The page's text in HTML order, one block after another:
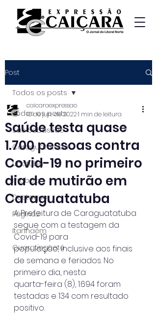
Post
Todos os posts
São Sebastião
Caraguatatuba
Ubatuba
Ilhabela
Destaque
Página2
Itanhaém
Guaratinguetá
Todos os posts
Saúde testa quase
1.700 pessoas contra
Covid-19 no primeiro
dia de mutirão em
Caraguatatuba
caicaraexpressao
10 de jun. de 20221 min de leitura
A Prefeitura de Caraguatatuba
segue com a testagem da
Covid-19 para
população, inclusive aos finais
de semana e feriados. No
primeiro dia, nesta
quarta-feira (8), 1.694 foram
testadas e 134 com resultado
positivo.